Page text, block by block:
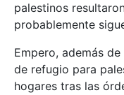
palestinos
probablemente
Empero, además
de refugio para
hogares tras las